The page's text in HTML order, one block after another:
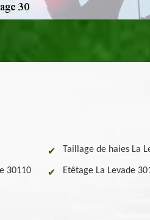
Taillage de haies La
30110 Etêtage La Levade